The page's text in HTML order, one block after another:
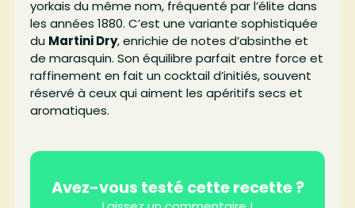
yorkais du même nom, fréquenté par l’élite dans
les années 1880. C’est une variante sophistiquée
du Martini Dry, enrichie de notes d’absinthe et
de marasquin. Son équilibre parfait entre force et
raffinement en fait un cocktail d’initiés, souvent
réservé à ceux qui aiment les apéritifs secs et
aromatiques.
Avez-vous testé cette recette ?